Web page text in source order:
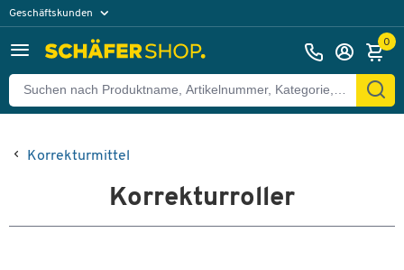
Geschäftskunden
0
Korrekturmittel
Korrekturroller